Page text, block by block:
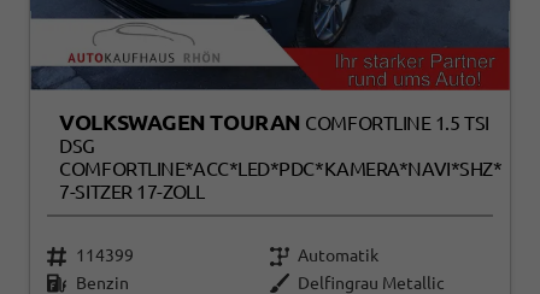
VOLKSWAGEN TOURAN COMFORTLINE 1.5 TSI
DSG
COMFORTLINE*ACC*LED*PDC*KAMERA*NAVI*SHZ*
7-SITZER 17-ZOLL
114399
Automatik
Benzin
Delfingrau Metallic